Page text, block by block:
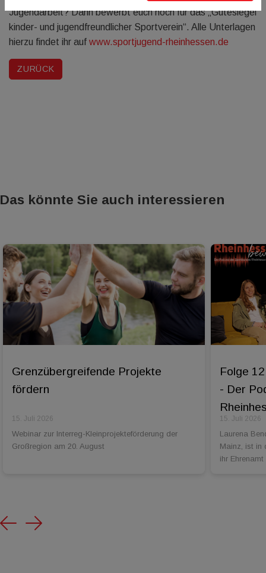
ZURÜCK
Jugendarbeit? Dann bewerbt euch noch für das „Gütesiegel
kinder- und jugendfreundlicher Sportverein“. Alle Unterlagen
hierzu findet ihr auf www.sportjugend-rheinhessen.de
Das könnte Sie auch interessieren
Grenzübergreifende Projekte
fördern
15. Juli 2026
Webinar zur Interreg-Kleinprojekteförderung der
Großregion am 20. August
Folge
- Der
15. Juli 2026
Laurena
Mainz, ist in
ihr
Previous
Next